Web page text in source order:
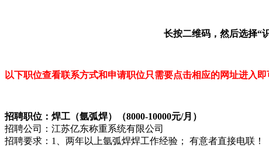
长按二维码，然后选择“
以下职位查看联系方式和申请职位只需要点击相应的网址进入
招聘职位：焊工（氩弧焊）（8000-10000元/月）
招聘公司：江苏亿东称重系统有限公司
招聘要求：1、两年以上氩弧焊焊工作经验； 有意者直接电联！